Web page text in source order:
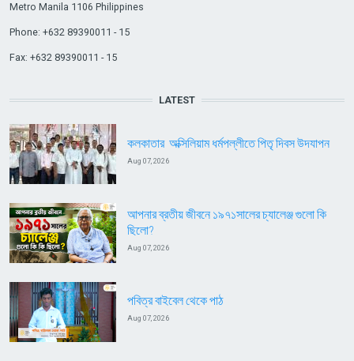
Metro Manila 1106 Philippines
Phone: +632 89390011 - 15
Fax: +632 89390011 - 15
LATEST
কলকাতার অক্সিলিয়াম ধর্মপল্লীতে পিতৃ দিবস উদযাপন
Aug 07, 2026
আপনার ব্রতীয় জীবনে ১৯৭১সালের চ্যালেঞ্জ গুলো কি
ছিলো?
Aug 07, 2026
পবিত্র বাইবেল থেকে পাঠ
Aug 07, 2026